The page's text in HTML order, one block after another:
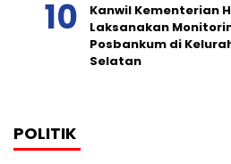
Kanwil Kementerian
Laksanakan
Posbankum di
Selatan
POLITIK